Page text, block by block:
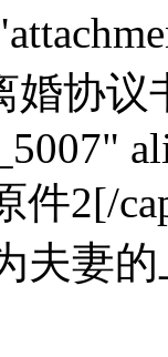
婚协议
件2[/
夫妻